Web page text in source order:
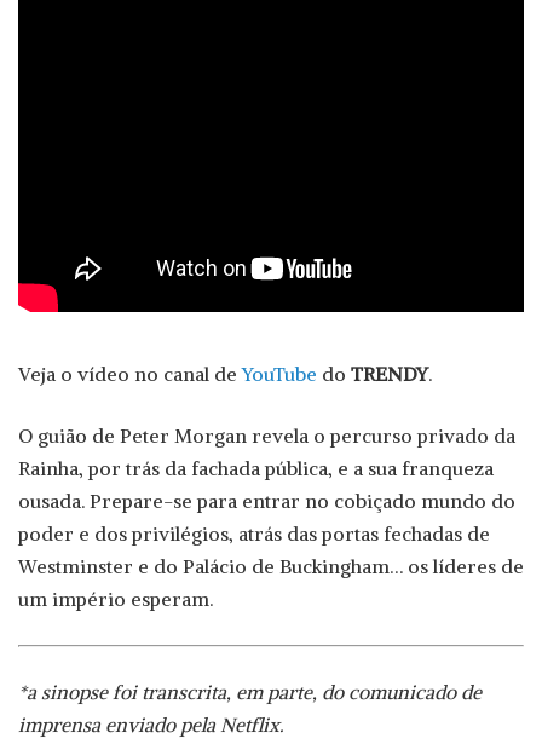
Veja o vídeo no canal deYouTube do TRENDY.
O guião de Peter Morgan revela o percurso privado da
Rainha, por trás da fachada pública, e a sua franqueza
ousada. Prepare-se para entrar no cobiçado mundo do
poder e dos privilégios, atrás das portas fechadas de
Westminster e do Palácio de Buckingham… os líderes de
um império esperam.
*a sinopse foi transcrita, em parte, do comunicado de
imprensa enviado pela Netflix.